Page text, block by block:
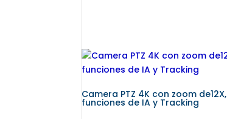
Camera PTZ 4K con zoom de12X,
funciones de IA y Tracking